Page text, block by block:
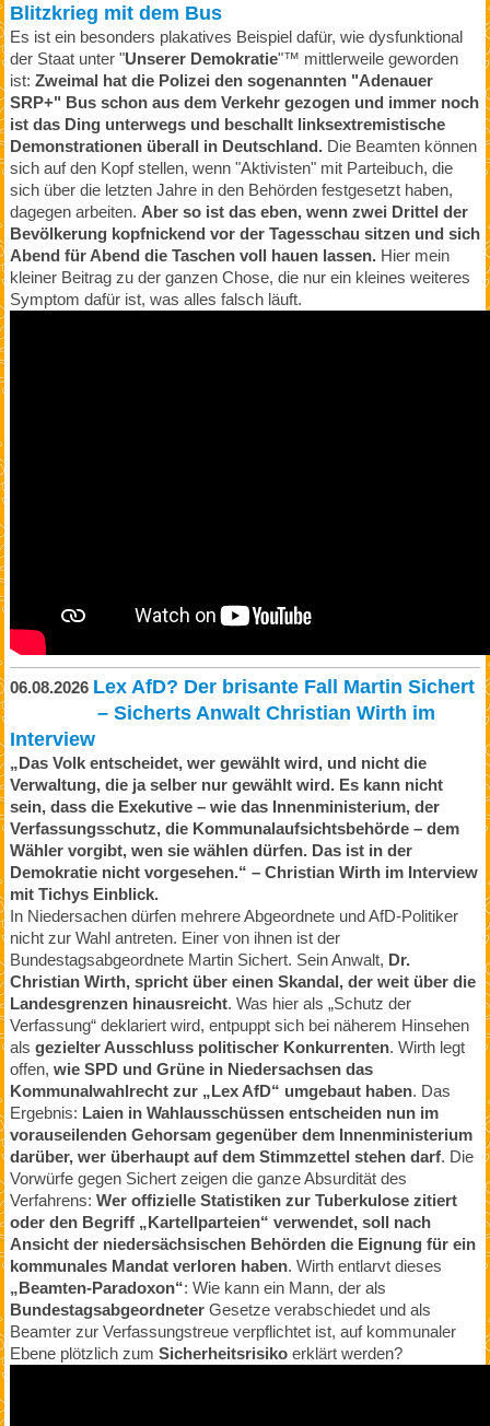
Blitzkrieg mit dem Bus
Es ist ein besonders plakatives Beispiel dafür, wie dysfunktional
der Staat unter "Unserer Demokratie"™ mittlerweile geworden
ist: Zweimal hat die Polizei den sogenannten "Adenauer
SRP+" Bus schon aus dem Verkehr gezogen und immer noch
ist das Ding unterwegs und beschallt linksextremistische
Demonstrationen überall in Deutschland.Die Beamten können
sich auf den Kopf stellen, wenn "Aktivisten" mit Parteibuch, die
sich über die letzten Jahre in den Behörden festgesetzt haben,
dagegen arbeiten. Aber so ist das eben, wenn zwei Drittel der
Bevölkerung kopfnickend vor der Tagesschau sitzen und sich
Abend für Abend die Taschen voll hauen lassen.Hier mein
kleiner Beitrag zu der ganzen Chose, die nur ein kleines weiteres
Symptom dafür ist, was alles falsch läuft.
06.08.2026 Lex AfD? Der brisante Fall Martin Sichert
– Sicherts Anwalt Christian Wirth im
Interview
„Das Volk entscheidet, wer gewählt wird, und nicht die
Verwaltung, die ja selber nur gewählt wird. Es kann nicht
sein, dass die Exekutive – wie das Innenministerium, der
Verfassungsschutz, die Kommunalaufsichtsbehörde – dem
Wähler vorgibt, wen sie wählen dürfen. Das ist in der
Demokratie nicht vorgesehen.“ – Christian Wirth im Interview
mit Tichys Einblick.
In Niedersachen dürfen mehrere Abgeordnete und AfD-Politiker
nicht zur Wahl antreten. Einer von ihnen ist der
Bundestagsabgeordnete Martin Sichert. Sein Anwalt, Dr.
Christian Wirth, spricht über einen Skandal, der weit über die
Landesgrenzen hinausreicht. Was hier als „Schutz der
Verfassung“ deklariert wird, entpuppt sich bei näherem Hinsehen
als gezielter Ausschluss politischer Konkurrenten. Wirth legt
offen, wie SPD und Grüne in Niedersachsen das
Kommunalwahlrecht zur „Lex AfD“ umgebaut haben. Das
Ergebnis: Laien in Wahlausschüssen entscheiden nun im
vorauseilenden Gehorsam gegenüber dem Innenministerium
darüber, wer überhaupt auf dem Stimmzettel stehen darf. Die
Vorwürfe gegen Sichert zeigen die ganze Absurdität des
Verfahrens: Wer offizielle Statistiken zur Tuberkulose zitiert
oder den Begriff „Kartellparteien“ verwendet, soll nach
Ansicht der niedersächsischen Behörden die Eignung für ein
kommunales Mandat verloren haben. Wirth entlarvt dieses
„Beamten-Paradoxon“: Wie kann ein Mann, der als
BundestagsabgeordneterGesetze verabschiedet und als
Beamter zur Verfassungstreue verpflichtet ist, auf kommunaler
Ebene plötzlich zum Sicherheitsrisikoerklärt werden?